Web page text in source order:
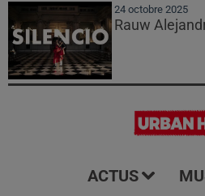
24 octobre 2025
Rauw
ACTUS